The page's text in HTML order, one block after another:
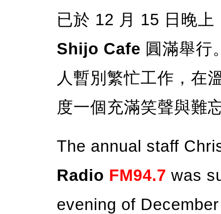
已於 12 月 15 日晚
Shijo Cafe 圓滿舉行
人暫別繁忙工作，在
度一個充滿笑聲與難
The annual staff
Radio FM94.7 was
evening of